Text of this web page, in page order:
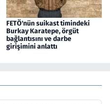
FETÖ'nün suikast timindeki
Burkay Karatepe, örgüt
bağlantısını ve darbe
girişimini anlattı